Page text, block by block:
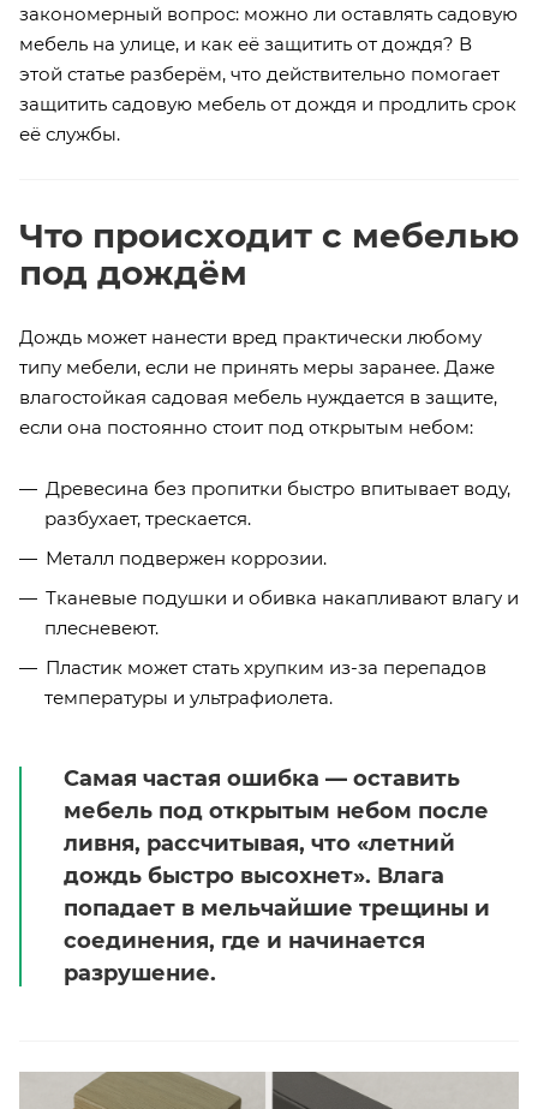
закономерный вопрос: можно ли оставлять садовую
мебель на улице, и как её защитить от дождя? В
этой статье разберём, что действительно помогает
защитить садовую мебель от дождя и продлить срок
её службы.
Что происходит с мебелью
под дождём
Дождь может нанести вред практически любому
типу мебели, если не принять меры заранее. Даже
влагостойкая садовая мебель нуждается в защите,
если она постоянно стоит под открытым небом:
Древесина без пропитки быстро впитывает воду,
разбухает, трескается.
Металл подвержен коррозии.
Тканевые подушки и обивка накапливают влагу и
плесневеют.
Пластик может стать хрупким из-за перепадов
температуры и ультрафиолета.
Самая частая ошибка — оставить
мебель под открытым небом после
ливня, рассчитывая, что «летний
дождь быстро высохнет». Влага
попадает в мельчайшие трещины и
соединения, где и начинается
разрушение.